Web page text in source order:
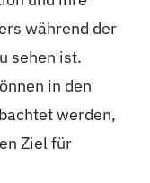
während der
sehen ist.
in den
werden,
Ziel für